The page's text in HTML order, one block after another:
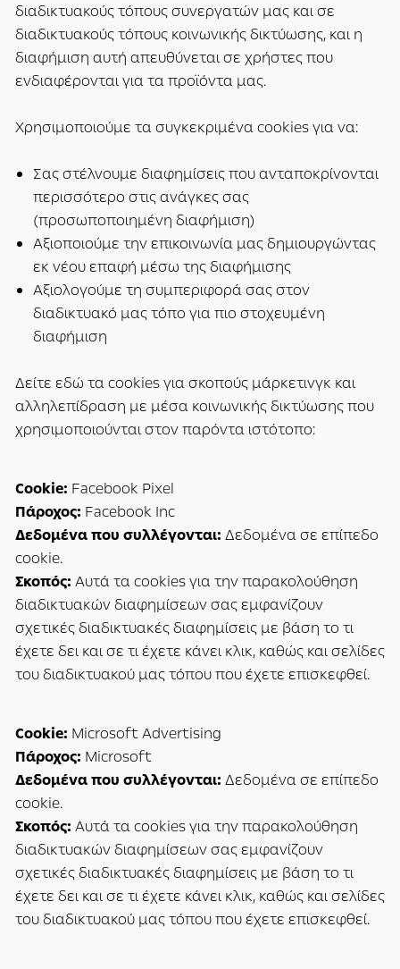
διαδικτυακούς τόπους συνεργατών μας και σε
διαδικτυακούς τόπους κοινωνικής δικτύωσης, και η
διαφήμιση αυτή απευθύνεται σε χρήστες που
ενδιαφέρονται για τα προϊόντα μας.
Χρησιμοποιούμε τα συγκεκριμένα cookies για να:
Σας στέλνουμε διαφημίσεις που ανταποκρίνονται
περισσότερο στις ανάγκες σας
(προσωποποιημένη διαφήμιση)
Αξιοποιούμε την επικοινωνία μας δημιουργώντας
εκ νέου επαφή μέσω της διαφήμισης
Αξιολογούμε τη συμπεριφορά σας στον
διαδικτυακό μας τόπο για πιο στοχευμένη
διαφήμιση
Δείτε εδώ τα cookies για σκοπούς μάρκετινγκ και
αλληλεπίδραση με μέσα κοινωνικής δικτύωσης που
χρησιμοποιούνται στον παρόντα ιστότοπο:
Cookie: Facebook Pixel
Πάροχος: Facebook Inc
Δεδομένα που συλλέγονται: Δεδομένα σε επίπεδο
cookie.
Σκοπός: Αυτά τα cookies για την παρακολούθηση
διαδικτυακών διαφημίσεων σας εμφανίζουν
σχετικές διαδικτυακές διαφημίσεις με βάση το τι
έχετε δει και σε τι έχετε κάνει κλικ, καθώς και σελίδες
του διαδικτυακού μας τόπου που έχετε επισκεφθεί.
Cookie: Microsoft Advertising
Πάροχος: Microsoft
Δεδομένα που συλλέγονται: Δεδομένα σε επίπεδο
cookie.
Σκοπός: Αυτά τα cookies για την παρακολούθηση
διαδικτυακών διαφημίσεων σας εμφανίζουν
σχετικές διαδικτυακές διαφημίσεις με βάση το τι
έχετε δει και σε τι έχετε κάνει κλικ, καθώς και σελίδες
του διαδικτυακού μας τόπου που έχετε επισκεφθεί.